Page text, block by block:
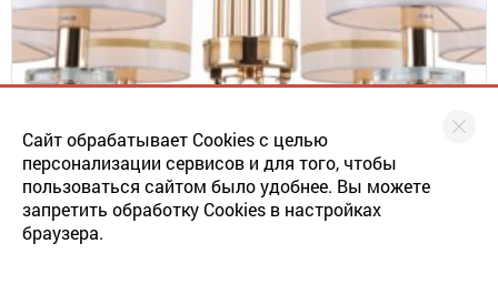
Люстра подвесная Stilfort 1045/03/06Р серия Chart
ОСВЕЩЕНИЕ
19955 18358.6
в наличии: 1 шт.
Сайт обрабатывает Cookies с целью
персонализации сервисов и для того, чтобы
пользоваться сайтом было удобнее. Вы можете
запретить обработку Cookies в настройках
браузера.